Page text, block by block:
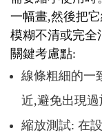
一幅畫,然後把
模糊不清或完全
關鍵考慮點:
線條粗細的一
近,避免出現過
縮放測試: 在